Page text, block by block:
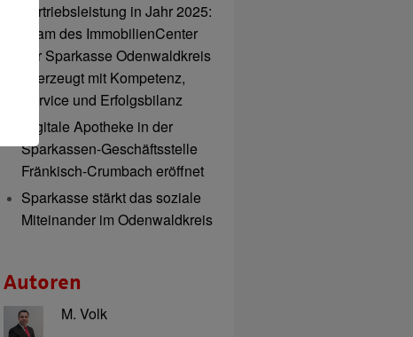
Vertriebsleistung in Jahr 2025:
Team des ImmobilienCenter
der Sparkasse Odenwaldkreis
überzeugt mit Kompetenz,
Service und Erfolgsbilanz
Digitale Apotheke in der
Sparkassen-Geschäftsstelle
Fränkisch-Crumbach eröffnet
Sparkasse stärkt das soziale
Miteinander im Odenwaldkreis
Autoren
M. Volk